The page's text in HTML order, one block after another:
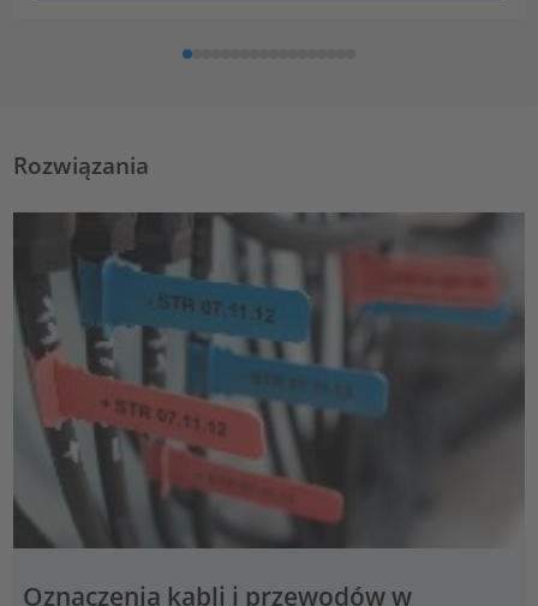
Rozwiązania
Oznaczenia kabli i przewodów w